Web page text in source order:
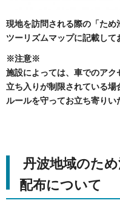
現地を訪問される際の「た
ツーリズムマップに記載して
※注意※
施設によっては、車でのアク
立ち入りが制限されている場
ルールを守ってお立ち寄りい
丹波地域のた
配布について